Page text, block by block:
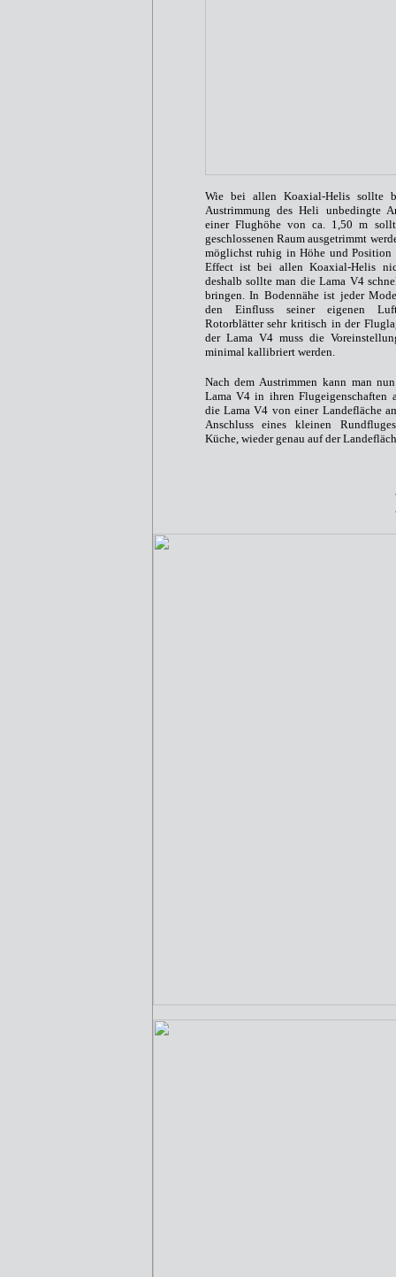
Wie bei allen Koaxial-Helis sollte
Austrimmung des Heli unbedingte
einer Flughöhe von ca. 1,50 m
geschlossenen Raum ausgetrimmt
möglichst ruhig in Höhe und Position
Effect ist bei allen Koaxial-Helis
deshalb sollte man die Lama V4
bringen. In Bodennähe ist jeder
den Einfluss seiner eigenen
Rotorblätter sehr kritisch in der
der Lama V4 muss die
minimal kallibriert werden.
Nach dem Austrimmen kann man
Lama V4 in ihren Flugeigenschaften
die Lama V4 von einer Landefläche
Anschluss eines kleinen
Küche, wieder genau auf der